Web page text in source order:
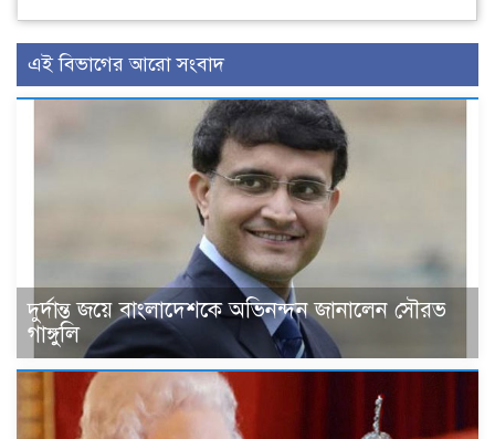
এই বিভাগের আরো সংবাদ
দুর্দান্ত জয়ে বাংলাদেশকে অভিনন্দন জানালেন সৌরভ
গাঙ্গুলি